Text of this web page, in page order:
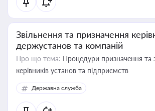
Звільнення та призначення
держустанов та компаній
Про що тема: Процедури призначення та
керівників установ та підприємств
Державна служба